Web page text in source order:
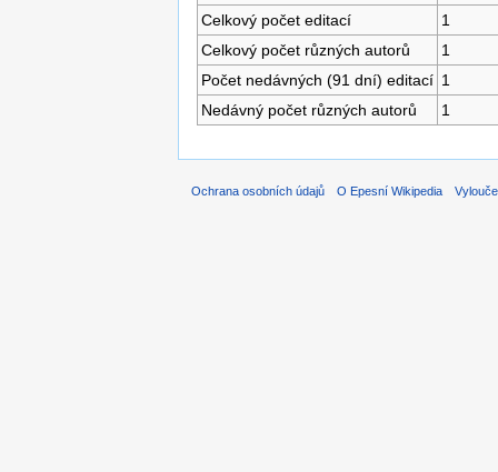
Celkový počet editací
1
Celkový počet různých autorů
1
Počet nedávných (91 dní) editací 1
Nedávný počet různých autorů
1
Ochrana osobních údajů O Epesní Wikipedia